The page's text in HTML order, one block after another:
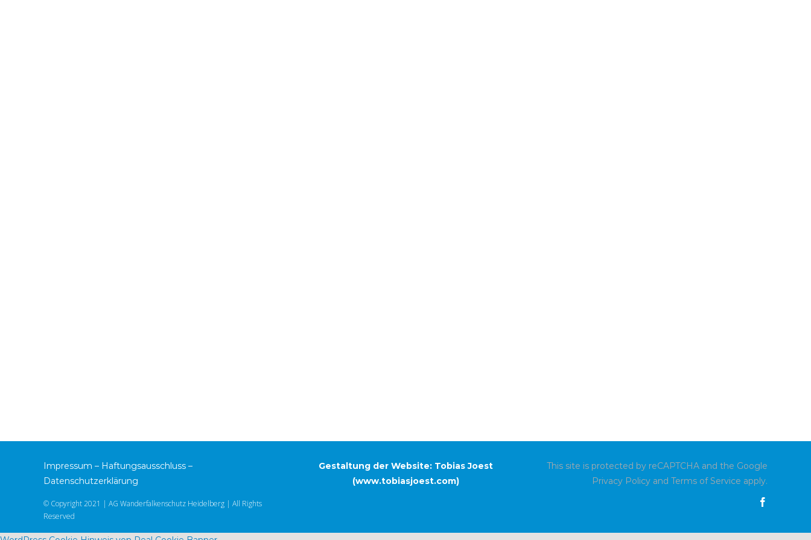
Impressum – Haftungsausschluss –
Datenschutzerklärung
© Copyright 2021 | AG Wanderfalkenschutz Heidelberg | All Rights
Reserved
Gestaltung der Website: Tobias Joest
(www.tobiasjoest.com)
This site is protected by reCAPTCHA and the Google
Privacy Policy and Terms of Service apply.